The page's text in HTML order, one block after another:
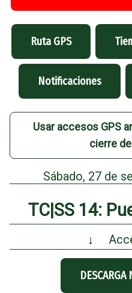
Ruta GPS
Notificaciones
Usar accesos GPS
cierre
Sábado, 27 de
TC|SS 14:
↓
DESCARGA